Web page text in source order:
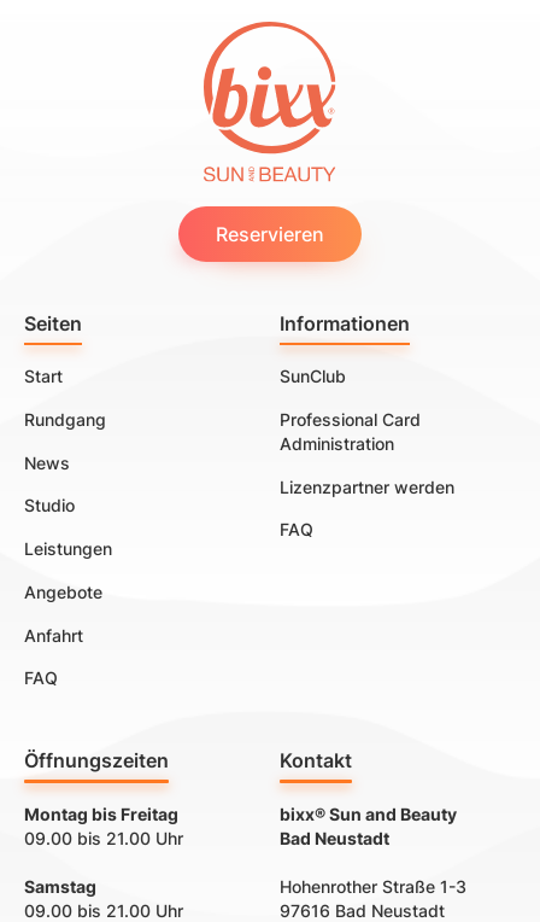
Reservieren
Seiten
Start
Rundgang
News
Studio
Leistungen
Angebote
Anfahrt
FAQ
Informationen
SunClub
Professional Card
Administration
Lizenzpartner werden
FAQ
Öffnungszeiten
Montag bis Freitag
09.00 bis 21.00 Uhr
Samstag
09.00 bis 21.00 Uhr
Kontakt
bixx® Sun and Beauty
Bad Neustadt
Hohenrother Straße 1-3
97616 Bad Neustadt